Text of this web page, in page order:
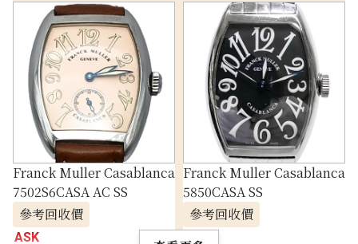
Franck Muller Casablanca
7502S6CASA AC SS
參考回收價
ASK
Franck Muller Casablanca
5850CASA SS
參考回收價
ASK